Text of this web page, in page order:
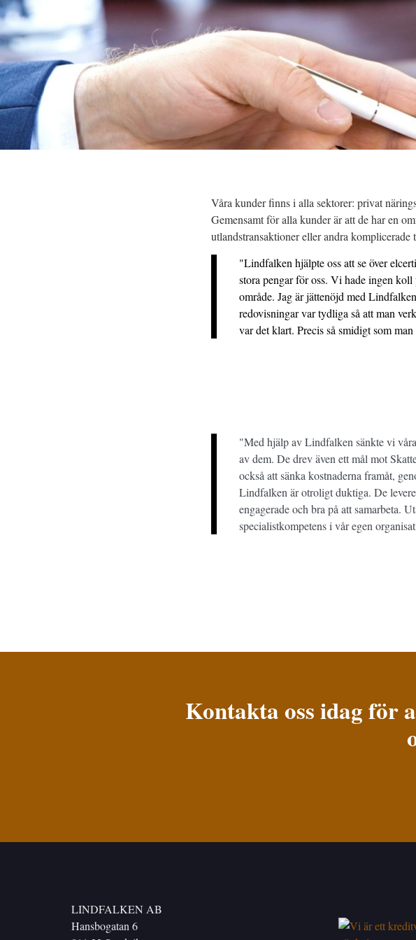
Våra kunder finns i alla sektorer: privat
Gemensamt för alla kunder är att de har en
utlandstransaktioner eller andra komplicerade
"Lindfalken hjälpte oss att se över
stora pengar för oss. Vi hade ingen koll
område. Jag är jättenöjd med
redovisningar var tydliga så att man
var det klart. Precis så smidigt som
"Med hjälp av Lindfalken sänkte vi
av dem. De drev även ett mål mot
också att sänka kostnaderna framåt,
Lindfalken är otroligt duktiga. De
engagerade och bra på att samarbeta.
specialistkompetens i vår egen
Kontakta oss idag för
LINDFALKEN AB
Hansbogatan 6